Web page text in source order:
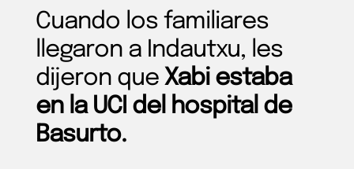
Cuando los familiares
llegaron a Indautxu, les
dijeron que Xabi estaba
en la UCI del hospital de
Basurto.